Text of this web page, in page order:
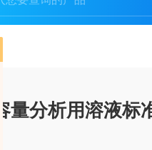
量分析用溶液标